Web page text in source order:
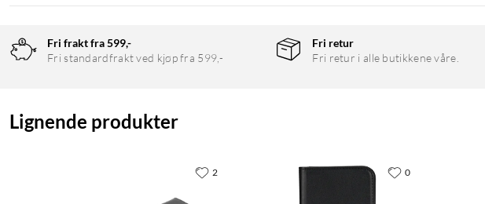
Fri frakt fra 599,-
Fri standardfrakt ved kjøp fra 599,-
Fri retur
Fri retur i alle butikkene våre.
Lignende produkter
2 0